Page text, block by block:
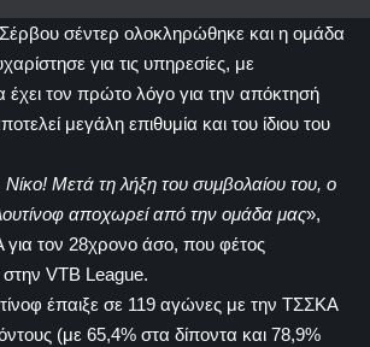
σέντερ ολοκληρώθηκε και η ομάδα
για τις υπηρεσίες, με
έχει τον πρώτο λόγο για την απόκτησή
μεγάλη επιθυμία και του ίδιου του
Νίκο! Μετά τη λήξη του συμβολαίου του, ο
αποχωρεί από την ομάδα μας»,
τον 28χρονο άσο, που φέτος
VTB League.
έπαιξε σε 119 αγώνες με την ΤΣΣΚΑ
(με 65,4% στα δίποντα και 78,9%